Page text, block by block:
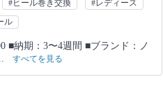
#ヒール巻き交換
#レディース
ル
■納期：3〜4週間 ■ブランド：ノ
すべてを見る